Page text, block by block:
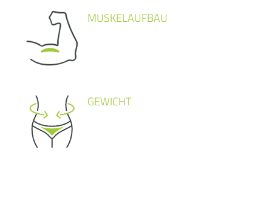
MUSKELAUFBAU
GEWICHT